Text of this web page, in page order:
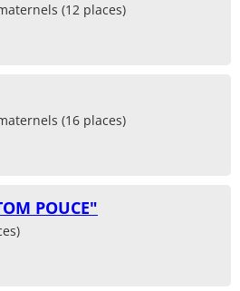
(12 places)
(16 places)
POUCE"